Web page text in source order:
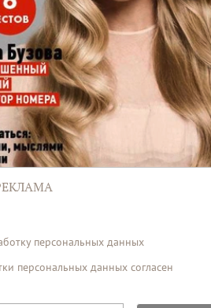
персональных данных
персональных данных согласен